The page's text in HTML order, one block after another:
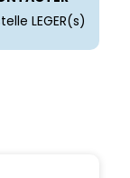
LEGER(s)